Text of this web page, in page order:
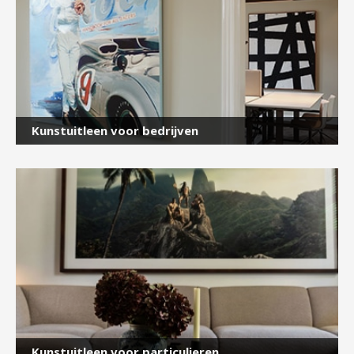
work often included autobiographical elements, this
aspect has since become secondary. His works
frequently convey a critique of society as a whole.
Combas’s works often include elements of shock or
confrontation, although he describes his art as
“amusing and relaxed painting.” He seeks to capture
viewers’ attention through his lavish use of bright
colors. On his own website, he describes his
closely at his works. Come to me and talk with me. I’d
like to tell you about the nonsense, violence, beauty,
love, seriousness, fun, logic, and absurdity that
dominate our daily lives.”
Robert Combas’s work is exhibited worldwide in
numerous prestigious museum collections, galleries,
and at major art fairs.
Kunstuitleen voor bedrijven